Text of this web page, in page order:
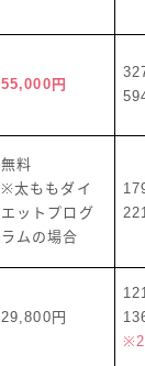
55,000円
無料
※太ももダイ
エットプログ
ラムの場合
29,800円
※2